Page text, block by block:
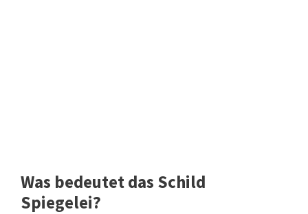
Was bedeutet das Schild
Spiegelei?